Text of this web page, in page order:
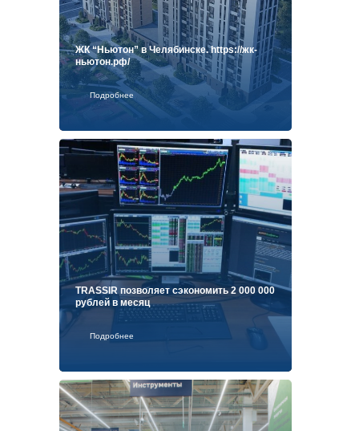
ЖК “Ньютон” в Челябинске. https://жк-
ньютон.рф/
Подробнее
TRASSIR позволяет сэкономить 2 000 000
рублей в месяц
Подробнее